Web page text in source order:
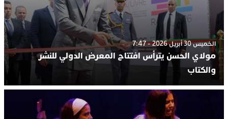
الخميس 30 أبريل 2026 - 7:47
مولاي الحسن يترأس افتتاح المعرض الدولي للنشر
والكتاب